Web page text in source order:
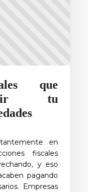
que
tu
en
fiscales
y eso
pagando
Empresas